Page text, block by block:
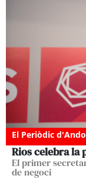
El Periòdic
Rios celebra la
El primer
de negoci